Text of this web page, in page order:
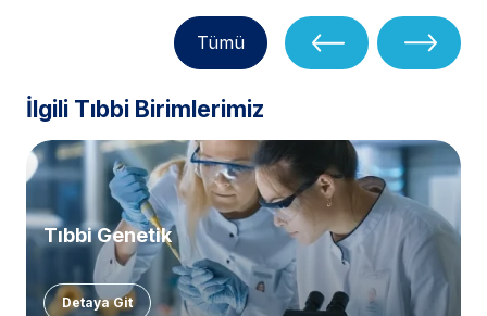
Tümü
İlgili Tıbbi Birimlerimiz
Tıbbi Genetik
Detaya Git